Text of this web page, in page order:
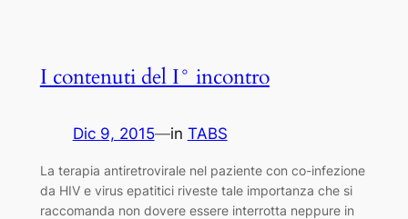
I contenuti del I° incontro
Dic 9, 2015—in TABS
La terapia antiretrovirale nel paziente con co-infezione
da HIV e virus epatitici riveste tale importanza che si
raccomanda non dovere essere interrotta neppure in